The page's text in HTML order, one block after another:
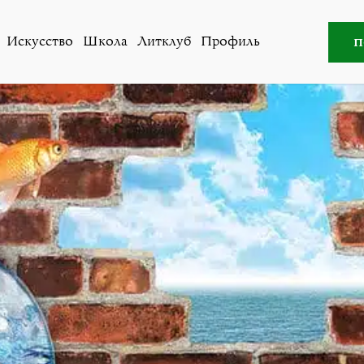
Искусство Школа Литклуб Профиль
тренинги и семинары с Анжеликой